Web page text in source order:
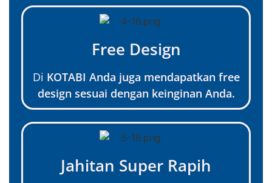
Free Design
Di KOTABI Anda juga mendapatkan free
design sesuai dengan keinginan Anda.
Jahitan Super Rapih